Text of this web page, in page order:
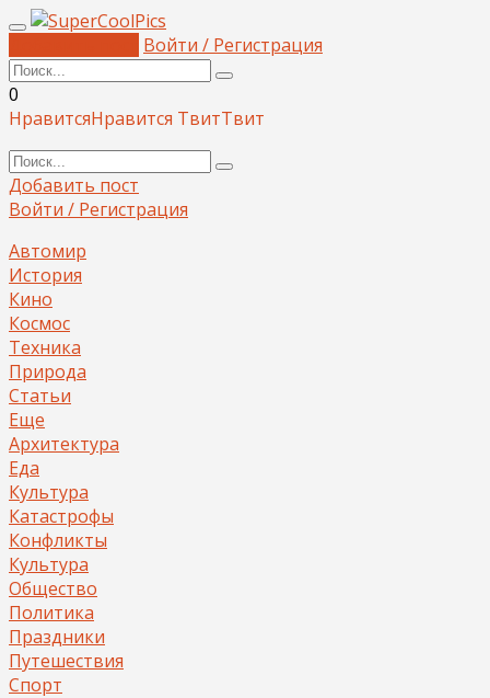
Войти / Регистрация
0
НравитсяНравится ТвитТвит
Добавить пост
Войти / Регистрация
Автомир
История
Кино
Космос
Техника
Природа
Статьи
Еще
Архитектура
Еда
Культура
Катастрофы
Конфликты
Культура
Общество
Политика
Праздники
Путешествия
Спорт